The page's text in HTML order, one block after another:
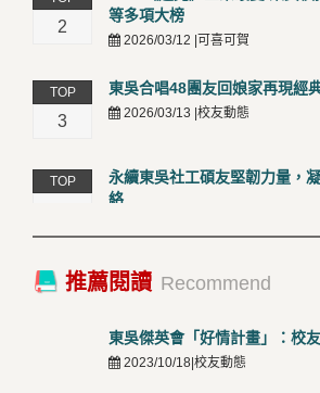
2
等多項大榜
2026/03/12 |可喜可賀
TOP
3
東吳合唱48團友回娘家再現經
2026/03/13 |校友動態
TOP
永續東吳社工碩友堅韌力量，
絡
TOP
卓越永續校園 東吳大學連奪
50001三大國際驗證殊榮
推薦閱讀 Recommend
東吳傑英會「好情計畫」：校
2023/10/18|校友動態